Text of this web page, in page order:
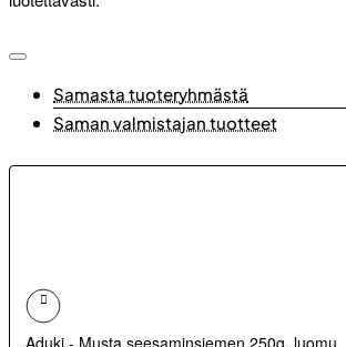
Samasta tuoteryhmästä
Saman valmistajan tuotteet